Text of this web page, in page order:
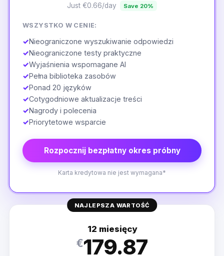
Just €0.66/day Save 20%
WSZYSTKO W CENIE:
✓Nieograniczone wyszukiwanie odpowiedzi
✓Nieograniczone testy praktyczne
✓Wyjaśnienia wspomagane AI
✓Pełna biblioteka zasobów
✓Ponad 20 języków
✓Cotygodniowe aktualizacje treści
✓Nagrody i polecenia
✓Priorytetowe wsparcie
Rozpocznij bezpłatny okres próbny
Karta kredytowa nie jest wymagana*
NAJLEPSZA WARTOŚĆ
12 miesięcy
€179.87